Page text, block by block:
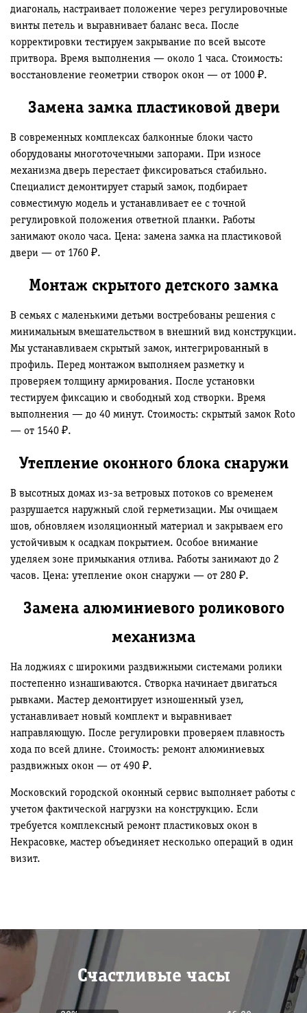
диагональ, настраивает положение через регулировочные
винты петель и выравнивает баланс веса. После
корректировки тестируем закрывание по всей высоте
притвора. Время выполнения — около 1 часа. Стоимость:
восстановление геометрии створок окон — от 1000 ₽.
Замена замка пластиковой двери
В современных комплексах балконные блоки часто
оборудованы многоточечными запорами. При износе
механизма дверь перестает фиксироваться стабильно.
Специалист демонтирует старый замок, подбирает
совместимую модель и устанавливает ее с точной
регулировкой положения ответной планки. Работы
занимают около часа. Цена: замена замка на пластиковой
двери — от 1760 ₽.
Монтаж скрытого детского замка
В семьях с маленькими детьми востребованы решения с
минимальным вмешательством в внешний вид конструкции.
Мы устанавливаем скрытый замок, интегрированный в
профиль. Перед монтажом выполняем разметку и
проверяем толщину армирования. После установки
тестируем фиксацию и свободный ход створки. Время
выполнения — до 40 минут. Стоимость: скрытый замок Roto
— от 1540 ₽.
Утепление оконного блока снаружи
В высотных домах из-за ветровых потоков со временем
разрушается наружный слой герметизации. Мы очищаем
шов, обновляем изоляционный материал и закрываем его
устойчивым к осадкам покрытием. Особое внимание
уделяем зоне примыкания отлива. Работы занимают до 2
часов. Цена: утепление окон снаружи — от 280 ₽.
Замена алюминиевого роликового
механизма
На лоджиях с широкими раздвижными системами ролики
постепенно изнашиваются. Створка начинает двигаться
рывками. Мастер демонтирует изношенный узел,
устанавливает новый комплект и выравнивает
направляющую. После регулировки проверяем плавность
хода по всей длине. Стоимость: ремонт алюминиевых
раздвижных окон — от 490 ₽.
Московский городской оконный сервис выполняет работы с
учетом фактической нагрузки на конструкцию. Если
требуется комплексный ремонт пластиковых окон в
Некрасовке, мастер объединяет несколько операций в один
визит.
Счастливые часы